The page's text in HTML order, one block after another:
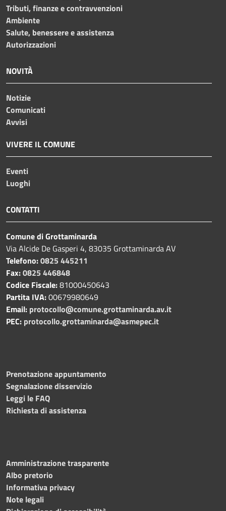
Tributi, finanze e contravvenzioni
Ambiente
Salute, benessere e assistenza
Autorizzazioni
NOVITÀ
Notizie
Comunicati
Avvisi
VIVERE IL COMUNE
Eventi
Luoghi
CONTATTI
Comune di Grottaminarda
Via Alcide De Gasperi 4, 83035 Grottaminarda AV
Telefono:0825 445211
Fax:0825 446848
Codice Fiscale:81000450643
Partita IVA:00679980649
Email: protocollo@comune.grottaminarda.av.it
PEC: protocollo.grottaminarda@asmepec.it
Prenotazione appuntamento
Segnalazione disservizio
Leggi le FAQ
Richiesta di assistenza
Amministrazione trasparente
Albo pretorio
Informativa privacy
Note legali